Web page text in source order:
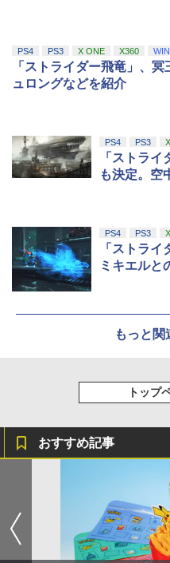
￥17,160
第三
剣、十
しイ
PS4 PS3 X ONE X360 WIN
「ストライダー飛竜」、
ュロングなどを紹介
PS4 PS3
「ストラ
も決定。空
PS4 PS3
「ストラ
ミキエルと
もっと関
トップ
おすすめ記事